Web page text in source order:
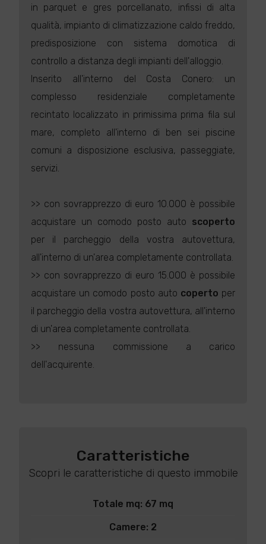
in parquet e gres porcellanato, infissi di alta
qualità, impianto di climatizzazione caldo freddo,
predisposizione con sistema domotica di
controllo a distanza degli impianti dell'alloggio.
Inserito all'interno del Costa Conero: un
complesso residenziale completamente
recintato localizzato in primissima prima fila sul
mare, completo all'interno di ben sei piscine
comuni a disposizione esclusiva, passeggiate,
servizi.
>> con sovrapprezzo di euro 10.000 è possibile
acquistare un comodo posto auto scoperto
per il parcheggio della vostra autovettura,
all'interno di un'area completamente controllata.
>> con sovrapprezzo di euro 15.000 è possibile
acquistare un comodo posto auto coperto per
il parcheggio della vostra autovettura, all'interno
di un'area completamente controllata.
>> nessuna commissione a carico
dell'acquirente.
Caratteristiche
Scopri le caratteristiche di questo immobile
Totale mq: 67 mq
Camere: 2